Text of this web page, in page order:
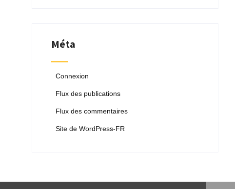
Méta
Connexion
Flux des publications
Flux des commentaires
Site de WordPress-FR